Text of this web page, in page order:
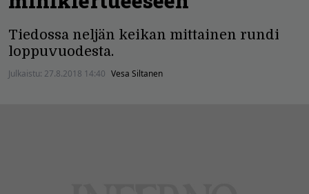
Tiedossa neljän keikan mittainen rundi
loppuvuodesta.
Julkaistu: 27.8.2018 14:40 Vesa Siltanen